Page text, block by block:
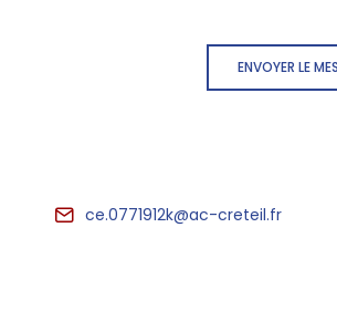
ENVOYER LE
ce.0771912k@ac-creteil.fr